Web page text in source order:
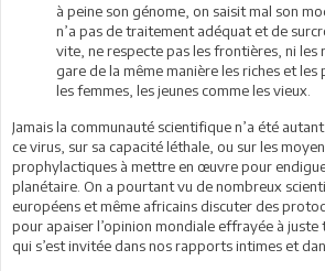
à peine son génome, on saisit mal son
n’a pas de traitement adéquat et de
vite, ne respecte pas les frontières, ni les
gare de la même manière les riches et
les femmes, les jeunes comme les vieux.
Jamais la communauté scientifique n’a été
ce virus, sur sa capacité léthale, ou sur les
prophylactiques à mettre en œuvre pour
planétaire. On a pourtant vu de nombreux
européens et même africains discuter des
pour apaiser l’opinion mondiale effrayée à
qui s’est invitée dans nos rapports intimes et